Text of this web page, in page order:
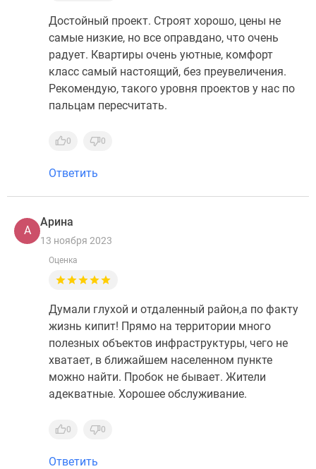
Достойный проект. Строят хорошо, цены не
самые низкие, но все оправдано, что очень
радует. Квартиры очень уютные, комфорт
класс самый настоящий, без преувеличения.
Рекомендую, такого уровня проектов у нас по
пальцам пересчитать.
0 0
Ответить
А
Арина
13 ноября 2023
Оценка
Думали глухой и отдаленный район,а по факту
жизнь кипит! Прямо на территории много
полезных объектов инфраструктуры, чего не
хватает, в ближайшем населенном пункте
можно найти. Пробок не бывает. Жители
адекватные. Хорошее обслуживание.
0 0
Ответить